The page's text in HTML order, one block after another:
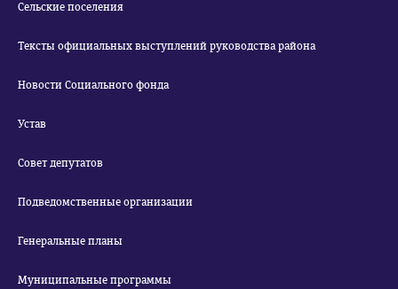
Сельские поселения
Тексты официальных выступлений руководства района
Новости Социального фонда
Устав
Совет депутатов
Подведомственные организации
Генеральные планы
Муниципальные программы